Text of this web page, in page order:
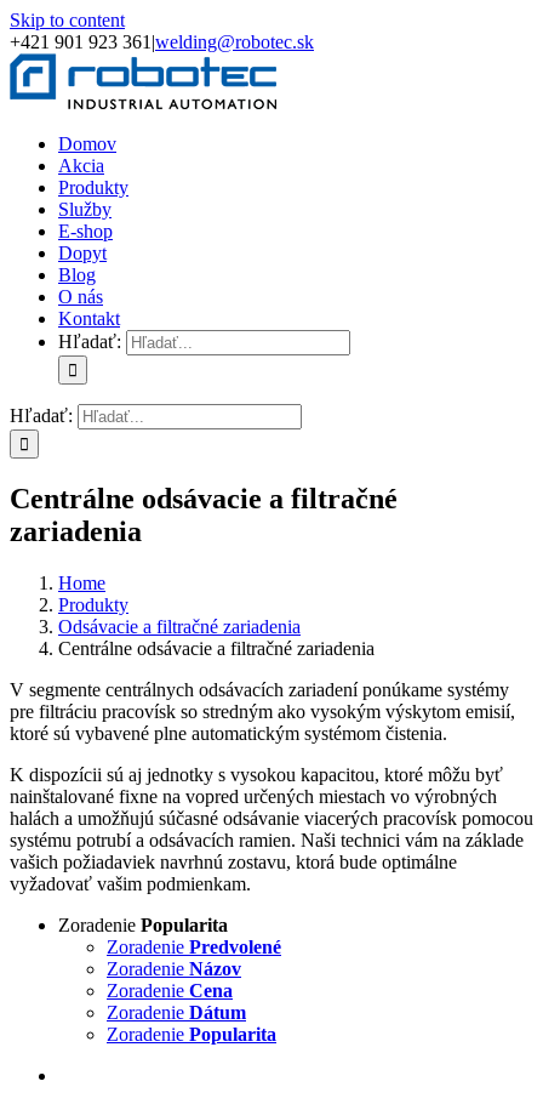
Skip to content
+421 901 923 361 |welding@robotec.sk
Domov
Akcia
Produkty
Služby
E-shop
Dopyt
Blog
O nás
Kontakt
Hľadať:
Hľadať:
Centrálne odsávacie a filtračné
zariadenia
Home
Produkty
Odsávacie a filtračné zariadenia
Centrálne odsávacie a filtračné zariadenia
V segmente centrálnych odsávacích zariadení ponúkame systémy
pre filtráciu pracovísk so stredným ako vysokým výskytom emisií,
ktoré sú vybavené plne automatickým systémom čistenia.
K dispozícii sú aj jednotky s vysokou kapacitou, ktoré môžu byť
nainštalované fixne na vopred určených miestach vo výrobných
halách a umožňujú súčasné odsávanie viacerých pracovísk pomocou
systému potrubí a odsávacích ramien. Naši technici vám na základe
vašich požiadaviek navrhnú zostavu, ktorá bude optimálne
vyžadovať vašim podmienkam.
Zoradenie Popularita
Zoradenie Predvolené
Zoradenie Názov
Zoradenie Cena
Zoradenie Dátum
Zoradenie Popularita